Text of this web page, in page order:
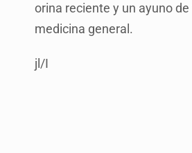
orina reciente y un ayuno
medicina general.
jl/I